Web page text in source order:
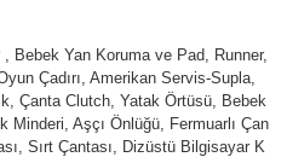
Bebek Yan Koruma ve Pad, Runner,
Çadırı, Amerikan Servis-Supla,
Çanta Clutch, Yatak Örtüsü, Bebek
Aşçı Önlüğü, Fermuarlı Çan
Sırt Çantası, Dizüstü Bilgisayar K